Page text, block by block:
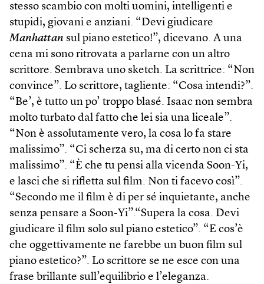
stesso scambio con molti uomini, intelligenti e
stupidi, giovani e anziani. “Devi giudicare
Manhattan sul piano estetico!”, dicevano. A una
cena mi sono ritrovata a parlarne con un altro
scrittore. Sembrava uno sketch. La scrittrice: “Non
convince”. Lo scrittore, tagliente: “Cosa intendi?”.
“Be’, è tutto un po’ troppo blasé. Isaac non sembra
molto turbato dal fatto che lei sia una liceale”.
“Non è assolutamente vero, la cosa lo fa stare
malissimo”. “Ci scherza su, ma di certo non ci sta
malissimo”. “È che tu pensi alla vicenda Soon-Yi,
e lasci che si rifletta sul film. Non ti facevo così”.
“Secondo me il film è di per sé inquietante, anche
senza pensare a Soon-Yi”.“Supera la cosa. Devi
giudicare il film solo sul piano estetico”. “E cos’è
che oggettivamente ne farebbe un buon film sul
piano estetico?”. Lo scrittore se ne esce con una
frase brillante sull’equilibrio e l’eleganza.